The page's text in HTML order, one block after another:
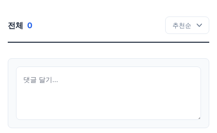
전체 0